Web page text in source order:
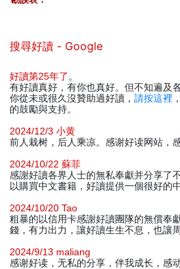
搜尋好讀 - Google
好讀第25年了 。
有好讀真好，有你也真好。但不知遍及
你從未或很久沒贊助過好讀，請按這裡
的鼓勵與支持。
2024/12/3 小黄
前人栽树，后人乘凉。感谢好读网站，
2024/10/22 蘇菲
感謝好讀各界人士的無私奉獻并分享了
以購買中文書籍，好讀提供一個很好的
2024/10/20 Tao
粗暴的以信用卡感謝好讀團隊的無償奉
錢，有力出力，讓好讀生生不息，也讓
2024/9/13 maliang
感谢好读，无私的分享，伴我成长，感